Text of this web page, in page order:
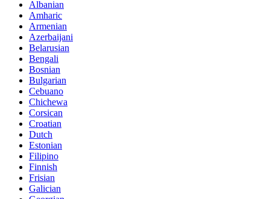
Albanian
Amharic
Armenian
Azerbaijani
Belarusian
Bengali
Bosnian
Bulgarian
Cebuano
Chichewa
Corsican
Croatian
Dutch
Estonian
Filipino
Finnish
Frisian
Galician